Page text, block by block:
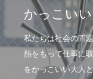
かっ こ いい
私たちは社会の問
熱をもって仕事に
をかっこいい大人